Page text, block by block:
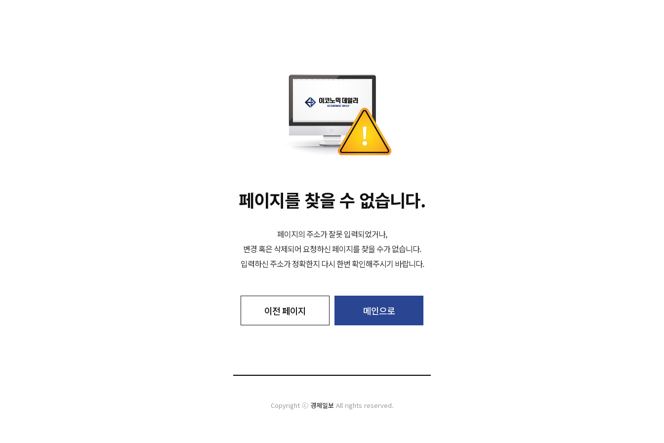
페이지를 찾을 수 없습니다.
페이지의 주소가 잘못 입력되었거나,
변경 혹은 삭제되어 요청하신 페이지를 찾을 수가 없습니다.
입력하신 주소가 정확한지 다시 한번 확인해주시기 바랍니다.
이전 페이지 메인으로
Copyright ⓒ 경제일보 All rights reserved.